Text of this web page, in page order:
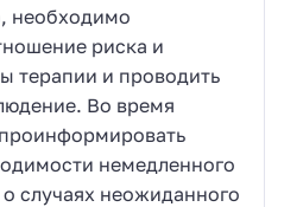
необходимо
риска и
терапии и проводить
Во время
немедленного
случаях неожиданного